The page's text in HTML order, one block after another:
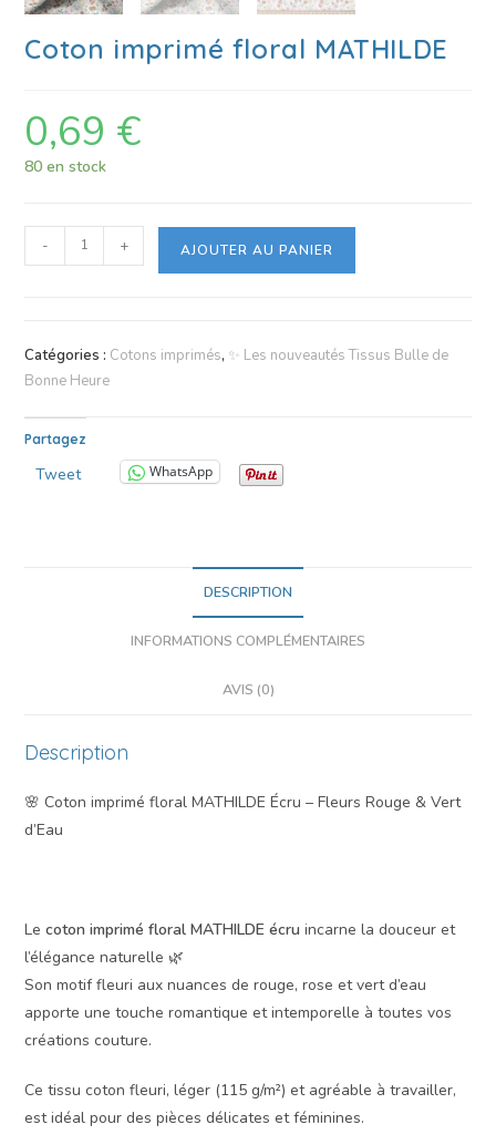
Coton imprimé floral MATHILDE
0,69 €
80 en stock
- + AJOUTER AU PANIER
Catégories : Cotons imprimés, ✨ Les nouveautés Tissus Bulle de
Bonne Heure
Partagez
Tweet WhatsApp
DESCRIPTION
INFORMATIONS COMPLÉMENTAIRES
AVIS (0)
Description
🌸 Coton imprimé floral MATHILDE Écru – Fleurs Rouge & Vert
d’Eau
Lecoton imprimé floral MATHILDE écru incarne la douceur et
l’élégance naturelle 🌿
Son motif fleuri aux nuances de rouge, rose et vert d’eau
apporte une touche romantique et intemporelle à toutes vos
créations couture.
Ce tissu coton fleuri, léger (115 g/m²) et agréable à travailler,
est idéal pour des pièces délicates et féminines.